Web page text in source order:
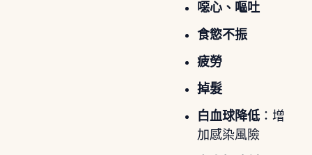
噁心、嘔吐
食慾不振
疲勞
掉髮
白血球降低：增
加感染風險